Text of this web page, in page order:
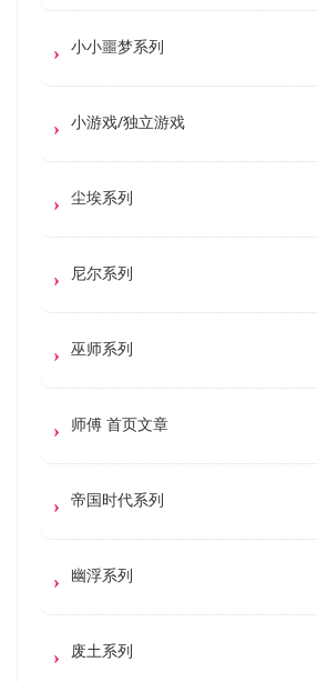
小小噩梦系列
小游戏/独立游戏
尘埃系列
尼尔系列
巫师系列
师傅 首页文章
帝国时代系列
幽浮系列
废土系列